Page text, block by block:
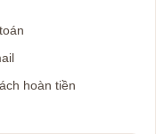
hoàn tiền